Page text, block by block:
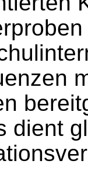
dient